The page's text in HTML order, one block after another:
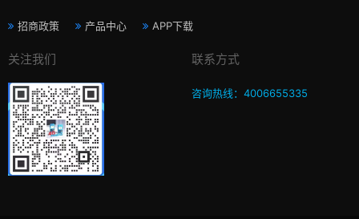
招商政策 产品中心 APP下载
关注我们 联系方式
咨询热线：4006655335